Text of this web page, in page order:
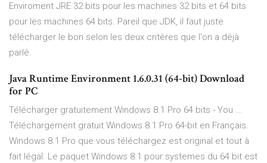
Enviroment JRE 32 bits pour les machines 32 bits et 64 bits
pour les machines 64 bits. Pareil que JDK, il faut juste
télécharger le bon selon les deux critères que l'on a déjà
parlé.
Java Runtime Environment 1.6.0.31 (64-bit) Download
for PC
Télécharger gratuitement Windows 8.1 Pro 64 bits - You ...
Téléchargement gratuit Windows 8.1 Pro 64-bit en Français.
Windows 8.1 Pro que vous téléchargez est original et tout à
fait légal. Le paquet Windows 8.1 pour systemes du 64 bit est